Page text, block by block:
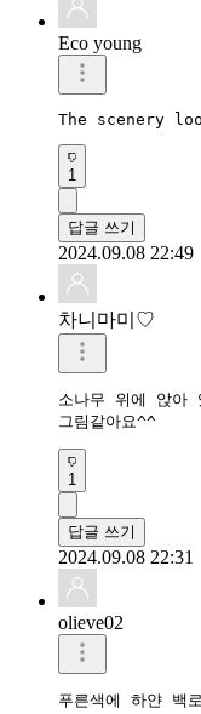
Eco young
The scenery
1
답글 쓰기
2024.09.08 22:49
차니마미♡
소나무 위에 앉아
그림같아요^^
1
답글 쓰기
2024.09.08 22:31
olieve02
푸른색에 하얀 백